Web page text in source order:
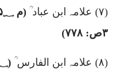
(۷) علامہ ابن عباد ؒ (م
۳ص: ۷۷۸)
(۸) علامہ ابن الفارس ؒ (